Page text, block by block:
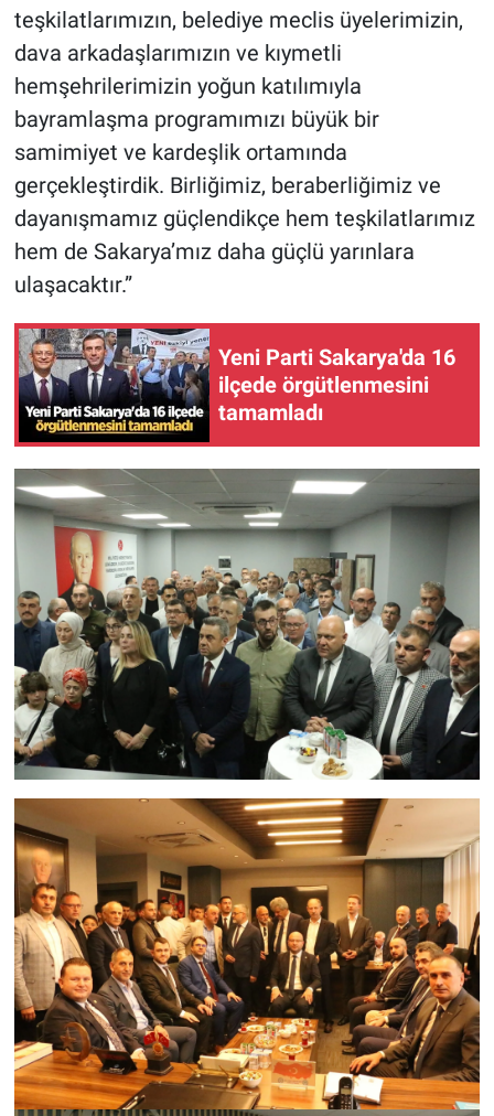
teşkilatlarımızın, belediye meclis üyelerimizin,
dava arkadaşlarımızın ve kıymetli
hemşehrilerimizin yoğun katılımıyla
bayramlaşma programımızı büyük bir
samimiyet ve kardeşlik ortamında
gerçekleştirdik. Birliğimiz, beraberliğimiz ve
dayanışmamız güçlendikçe hem teşkilatlarımız
hem de Sakarya’mız daha güçlü yarınlara
ulaşacaktır.”
Yeni Parti Sakarya'da 16
ilçede örgütlenmesini
tamamladı